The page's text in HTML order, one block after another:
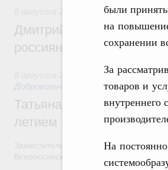
были
на
сохранении
За
товаров и
внутреннего
На
Спорт высших
Дмитрий Чернышенко и
россиян с Днём
Социальные
Добровольчество и
Татьяна Голикова
летием
Заместитель Председателя
Всероссийского общественного